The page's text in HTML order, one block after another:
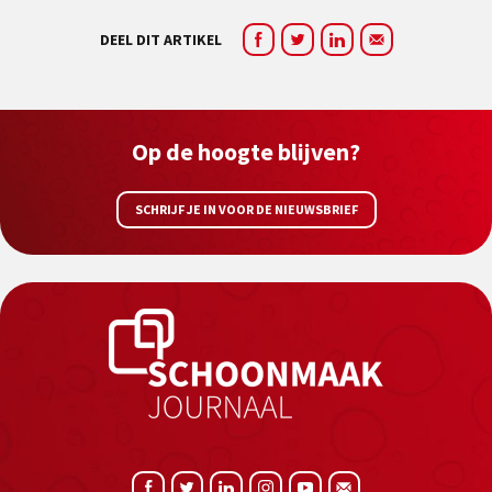
DEEL DIT ARTIKEL
Op de hoogte blijven?
SCHRIJF JE IN VOOR DE NIEUWSBRIEF